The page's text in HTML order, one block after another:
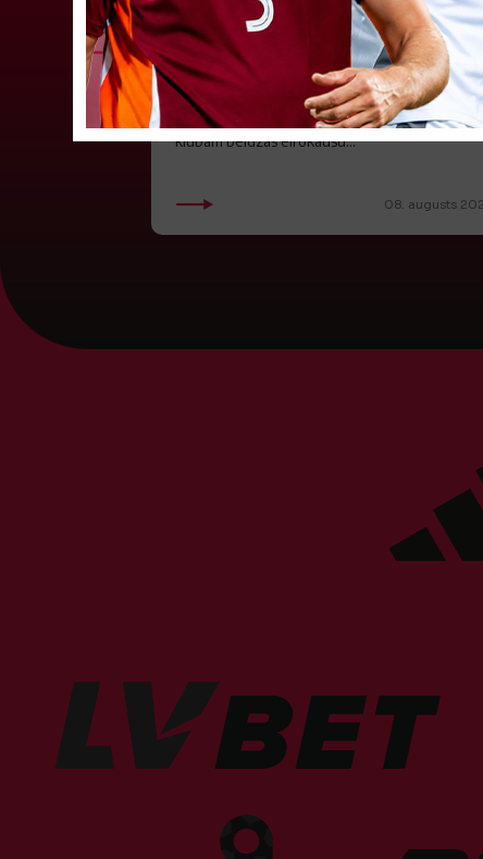
"Riga FC Women" beidz
vēsturisko eirokausu sezonu
Latvijas klubs "Riga FC Women" sestdien UEFA
Čempionu līgas kvalifikācijas otrajā kārtā ar 1:4
piekāpās Lietuvas "Gintra". Ar šo spēli Latvijas
klubam beidzās eirokausu...
08. augusts